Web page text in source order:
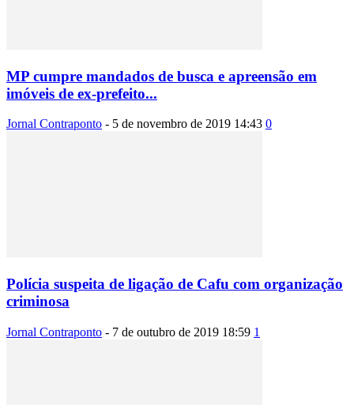
MP cumpre mandados de busca e apreensão em
imóveis de ex-prefeito...
Jornal Contraponto - 5 de novembro de 2019 14:43 0
Polícia suspeita de ligação de Cafu com organização
criminosa
Jornal Contraponto - 7 de outubro de 2019 18:59 1